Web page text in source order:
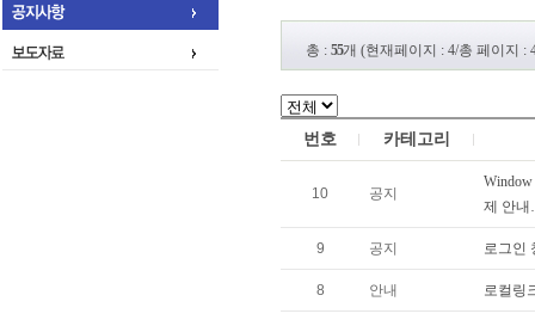
총 : 55개 (현재페이지 : 4/총 페이지 :
번호 카테고리
10 공지
제 안
9 공지 로그인
8 안내 로컬링